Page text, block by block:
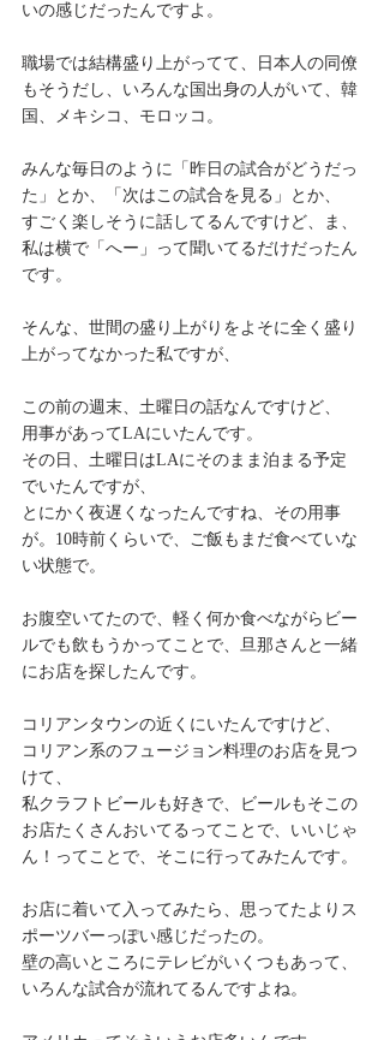
いの感じだったんですよ。
職場では結構盛り上がってて、日本人の同僚
もそうだし、いろんな国出身の人がいて、韓
国、メキシコ、モロッコ。
みんな毎日のように「昨日の試合がどうだっ
た」とか、「次はこの試合を見る」とか、
すごく楽しそうに話してるんですけど、ま、
私は横で「へー」って聞いてるだけだったん
です。
そんな、世間の盛り上がりをよそに全く盛り
上がってなかった私ですが、
この前の週末、土曜日の話なんですけど、
用事があってLAにいたんです。
その日、土曜日はLAにそのまま泊まる予定
でいたんですが、
とにかく夜遅くなったんですね、その用事
が。10時前くらいで、ご飯もまだ食べていな
い状態で。
お腹空いてたので、軽く何か食べながらビー
ルでも飲もうかってことで、旦那さんと一緒
にお店を探したんです。
コリアンタウンの近くにいたんですけど、
コリアン系のフュージョン料理のお店を見つ
けて、
私クラフトビールも好きで、ビールもそこの
お店たくさんおいてるってことで、いいじゃ
ん！ってことで、そこに行ってみたんです。
お店に着いて入ってみたら、思ってたよりス
ポーツバーっぽい感じだったの。
壁の高いところにテレビがいくつもあって、
いろんな試合が流れてるんですよね。